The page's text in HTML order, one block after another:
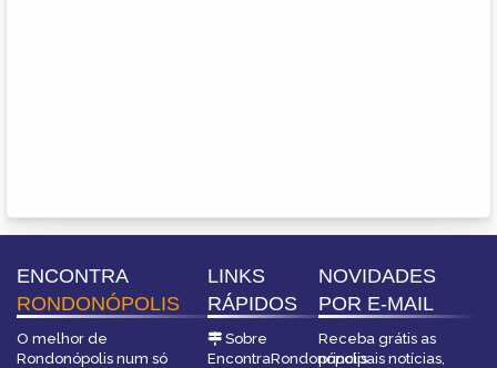
ENCONTRA
RONDONÓPOLIS
O melhor de
Rondonópolis num só
LINKS
RÁPIDOS
Sobre
EncontraRondonópolis
NOVIDADES
POR E-MAIL
Receba grátis as
principais notícias,